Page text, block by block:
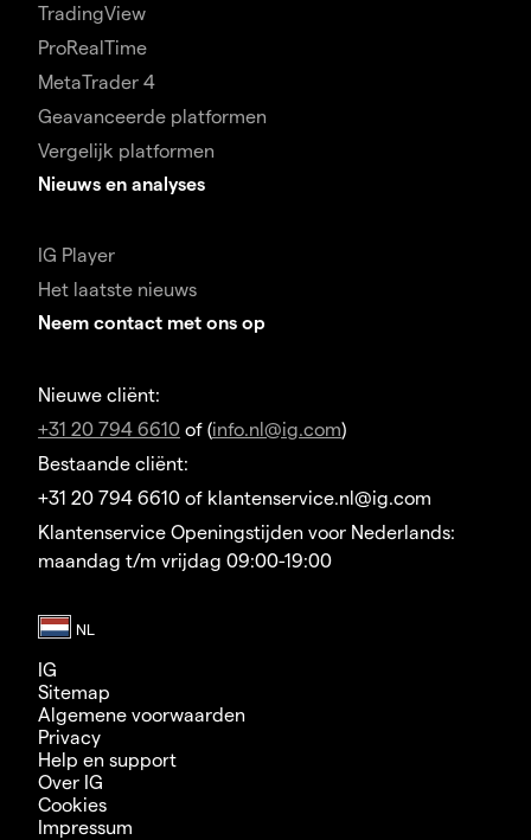
TradingView
ProRealTime
MetaTrader 4
Geavanceerde platformen
Vergelijk platformen
Nieuws en analyses
IG Player
Het laatste nieuws
Neem contact met ons op
Nieuwe cliënt:
+31 20 794 6610 of (info.nl@ig.com)
Bestaande cliënt:
+31 20 794 6610 of klantenservice.nl@ig.com
Klantenservice Openingstijden voor Nederlands:
maandag t/m vrijdag 09:00-19:00
IG
Sitemap
Algemene voorwaarden
Privacy
Help en support
Over IG
Cookies
Impressum